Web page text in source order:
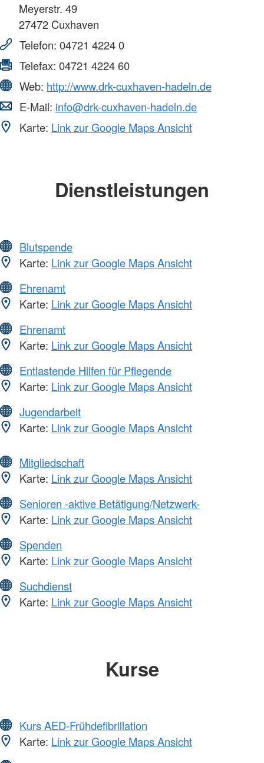
Meyerstr. 49
27472 Cuxhaven
Telefon: 04721 4224 0
Telefax: 04721 4224 60
Web: http://www.drk-cuxhaven-hadeln.de
E-Mail: info@drk-cuxhaven-hadeln.de
Karte: Link zur Google Maps Ansicht
Dienstleistungen
Blutspende
Karte: Link zur Google Maps Ansicht
Ehrenamt
Karte: Link zur Google Maps Ansicht
Ehrenamt
Karte: Link zur Google Maps Ansicht
Entlastende Hilfen für Pflegende
Karte: Link zur Google Maps Ansicht
Jugendarbeit
Karte: Link zur Google Maps Ansicht
Mitgliedschaft
Karte: Link zur Google Maps Ansicht
Senioren -aktive Betätigung/Netzwerk-
Karte: Link zur Google Maps Ansicht
Spenden
Karte: Link zur Google Maps Ansicht
Suchdienst
Karte: Link zur Google Maps Ansicht
Kurse
Kurs AED-Frühdefibrillation
Karte: Link zur Google Maps Ansicht